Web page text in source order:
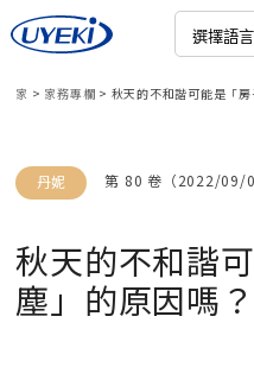
家 > 家務專欄 > 秋天的不和諧可能是「
丹妮 第 80 卷（2022/09/
秋天的不和諧
塵」的原因嗎？